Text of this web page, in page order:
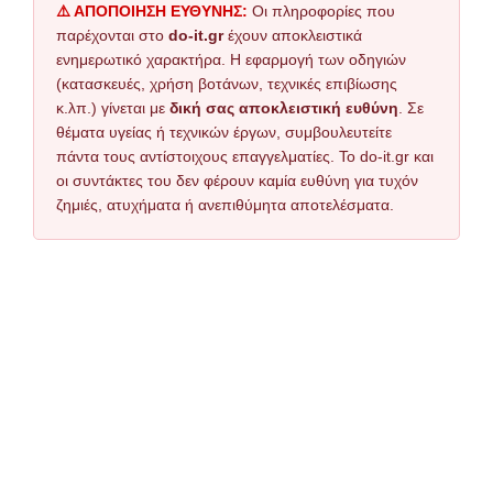
⚠️ ΑΠΟΠΟΙΗΣΗ ΕΥΘΥΝΗΣ: Οι πληροφορίες που
παρέχονται στο do-it.grέχουν αποκλειστικά
ενημερωτικό χαρακτήρα. Η εφαρμογή των οδηγιών
(κατασκευές, χρήση βοτάνων, τεχνικές επιβίωσης
κ.λπ.) γίνεται με δική σας αποκλειστική ευθύνη . Σε
θέματα υγείας ή τεχνικών έργων, συμβουλευτείτε
πάντα τους αντίστοιχους επαγγελματίες. Το do-it.gr και
οι συντάκτες του δεν φέρουν καμία ευθύνη για τυχόν
ζημιές, ατυχήματα ή ανεπιθύμητα αποτελέσματα.